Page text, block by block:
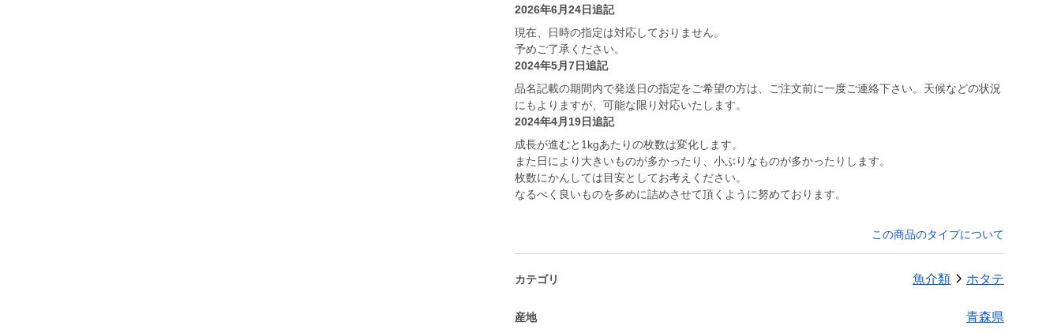
2026年6月24日追記
現在、日時の指定は対応しておりません。
予めご了承ください。
2024年5月7日追記
品名記載の期間内で発送日の指定をご希望の方は、ご注文前に一度ご連絡下さい。天候などの状況
にもよりますが、可能な限り対応いたします。
2024年4月19日追記
成長が進むと1kgあたりの枚数は変化します。
また日により大きいものが多かったり、小ぶりなものが多かったりします。
枚数にかんしては目安としてお考えください。
なるべく良いものを多めに詰めさせて頂くように努めております。
この商品のタイプについて
カテゴリ 魚介類 ホタテ
産地 青森県